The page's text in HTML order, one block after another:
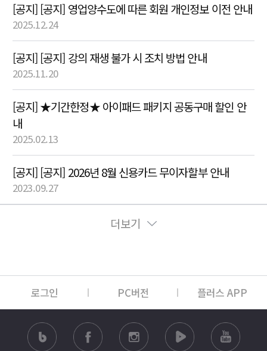
[공지] [공지] 영업양수도에 따른 회원 개인정보 이전 안내
2025.12.24
[공지] [공지] 강의 재생 불가 시 조치 방법 안내
2025.11.20
[공지] ★기간한정★ 아이패드 패키지 공동구매 할인 안
내
2025.02.13
[공지] [공지] 2026년 8월 신용카드 무이자할부 안내
2023.09.27
더보기
로그인 PC버전 플러스 APP